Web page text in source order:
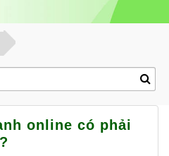
tạo
Việt
-
online có phải